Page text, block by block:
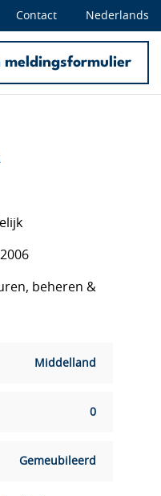
Contact Nederlands
meldingsformulier
beheren &
Middelland
0
Gemeubileerd